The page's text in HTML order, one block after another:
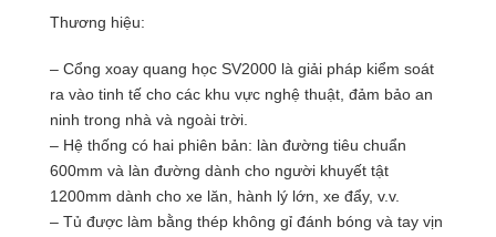
Thương hiệu:
– Cổng xoay quang học SV2000 là giải pháp kiểm soát
ra vào tinh tế cho các khu vực nghệ thuật, đảm bảo an
ninh trong nhà và ngoài trời.
– Hệ thống có hai phiên bản: làn đường tiêu chuẩn
600mm và làn đường dành cho người khuyết tật
1200mm dành cho xe lăn, hành lý lớn, xe đẩy, v.v.
– Tủ được làm bằng thép không gỉ đánh bóng và tay vịn